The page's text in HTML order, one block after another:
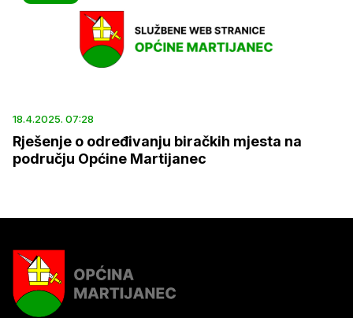
18.4.2025. 07:28
Rješenje o određivanju biračkih mjesta na
području Općine Martijanec